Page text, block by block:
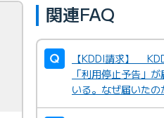
関連FAQ
【KDDI請求】
「利用停止予告」が
いる。なぜ届いたの